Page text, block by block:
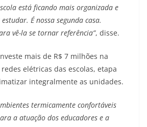
está ficando mais organizada e
É nossa segunda casa.
vê-la se tornar referência”, disse.
mais de R$ 7 milhões na
elétricas das escolas, etapa
integralmente as unidades.
termicamente confortáveis
a atuação dos educadores e a